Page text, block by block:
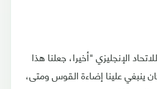
الإنجليزي "أخيرا، جعلنا هذا
ينبغي علينا إضاءة القوس ومتى،